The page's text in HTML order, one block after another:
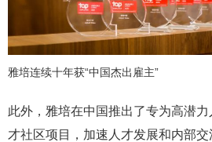
雅培连续十年获“中国杰出雇主”
此外，雅培在中国推出了专为高潜力
才社区项目，加速人才发展和内部